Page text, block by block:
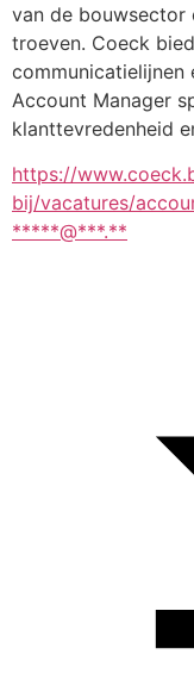
van de bouwsector
troeven. Coeck
Account Manager
klanttevredenheid
https://
bij/vacatures/
*****@***.**